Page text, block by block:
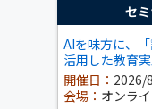
セ
AIを味方に、
活用した教育
開催日： 2026/
会場： オンライ